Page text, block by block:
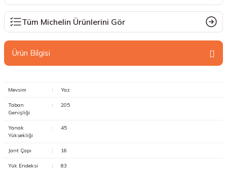
Tüm Michelin Ürünlerini Gör
Ürün Bilgisi
Mevsim : Yaz
Taban
Genişliği
: 205
Yanak
Yüksekliği
: 45
Jant Çapı : 16
Yük Endeksi : 83